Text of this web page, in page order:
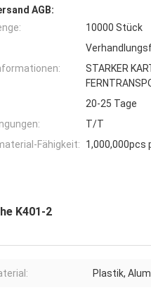
AGB:
10000 Stück
STARKER
20-25 Tage
T/T
Fähigkeit:
1,000,000pcs
K401-2
Plastik,